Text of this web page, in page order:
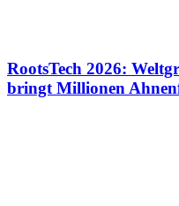
RootsTech 2026:
bringt Millionen